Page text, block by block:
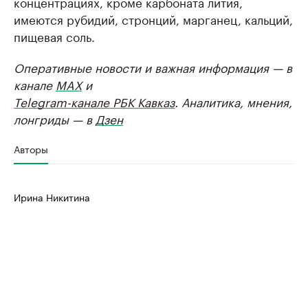
имеются рубидий, стронций, марганец, кальций,
пищевая соль.
Оперативные новости и важная информация — в
канале MAXи
Telegram-канале РБК Кавказ. Аналитика, мнения,
лонгриды — в Дзен
Авторы
Ирина Никитина